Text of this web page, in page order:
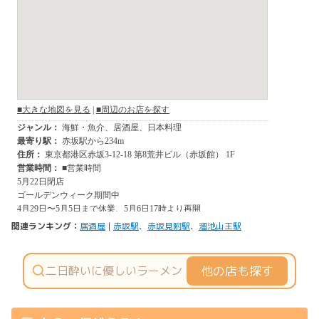
関連ランキング： 居酒屋 | 赤坂駅、 赤坂見附駅、 溜池山王駅
他の店も探す